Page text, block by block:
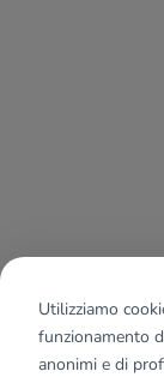
Utilizziamo
funzionamento
anonimi e di